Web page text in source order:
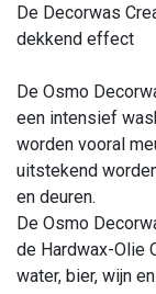
De Decorwas
dekkend effect
De Osmo
een intensief
worden vooral
uitstekend
en deuren.
De Osmo
de Hardwax-Olie
water, bier, wijn en